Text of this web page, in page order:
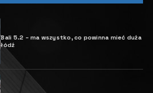
Bali 5.2 – ma wszystko, co powinna mieć duża
łódź